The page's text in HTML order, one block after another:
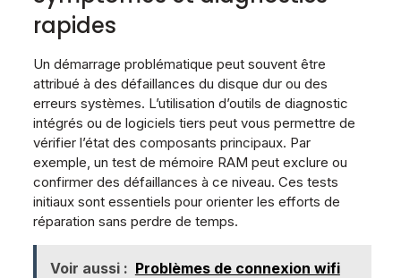
rapides
Un démarrage problématique peut souvent être
attribué à des défaillances du disque dur ou des
erreurs systèmes. L’utilisation d’outils de diagnostic
intégrés ou de logiciels tiers peut vous permettre de
vérifier l’état des composants principaux. Par
exemple, un test de mémoire RAM peut exclure ou
confirmer des défaillances à ce niveau. Ces tests
initiaux sont essentiels pour orienter les efforts de
réparation sans perdre de temps.
Voir aussi : Problèmes de connexion wifi